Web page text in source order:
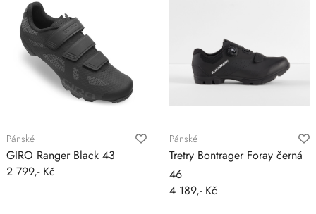
Pánské
GIRO Ranger Black 43
2 799,- Kč
Pánské
Tretry Bontrager Foray černá
46
4 189,- Kč